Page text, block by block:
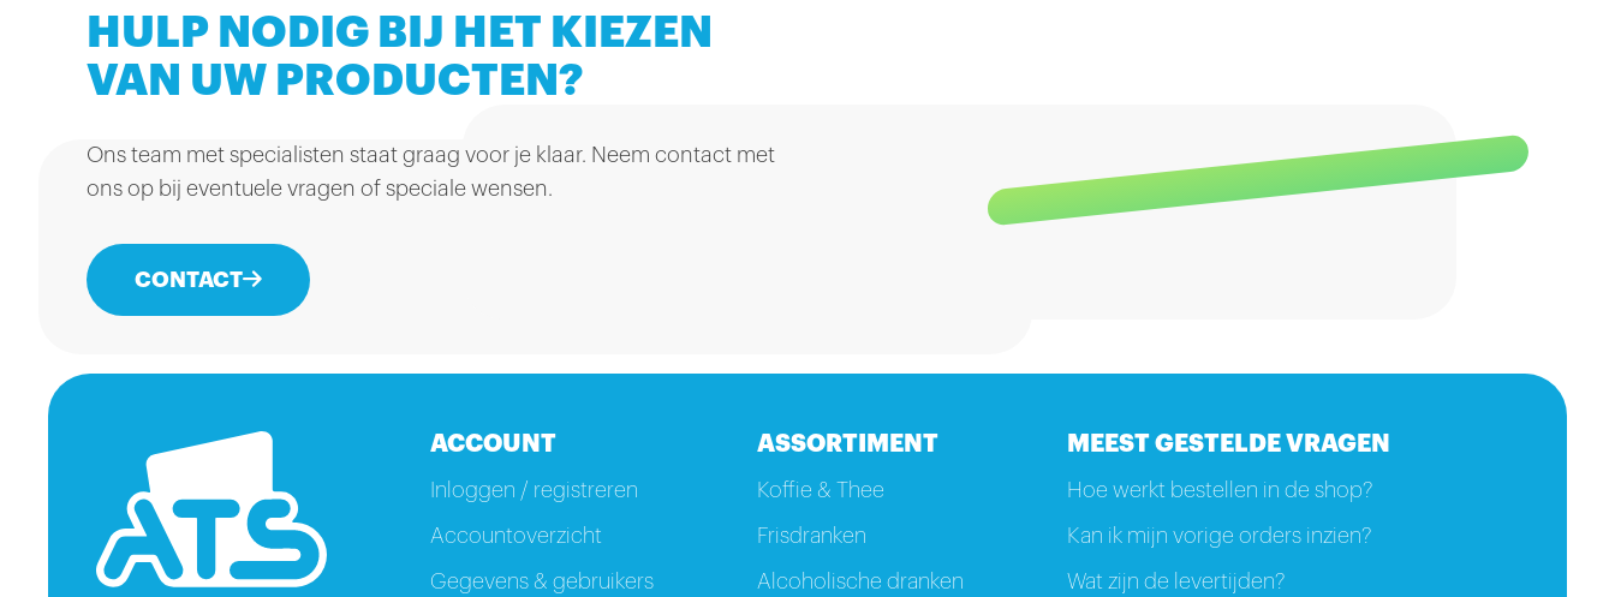
HULP NODIG BIJ HET KIEZEN
VAN UW PRODUCTEN?
Ons team met specialisten staat graag voor je klaar. Neem contact met
ons op bij eventuele vragen of speciale wensen.
CONTACT
ACCOUNT
Inloggen / registreren
Accountoverzicht
Gegevens & gebruikers
ASSORTIMENT
Koffie & Thee
Frisdranken
Alcoholische dranken
MEEST GESTELDE VRAGEN
Hoe werkt bestellen in de shop?
Kan ik mijn vorige orders inzien?
Wat zijn de levertijden?